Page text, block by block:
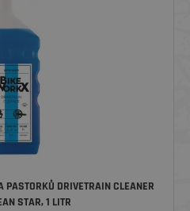
DRIVETRAIN CLEANER
STAR, 1 LITR